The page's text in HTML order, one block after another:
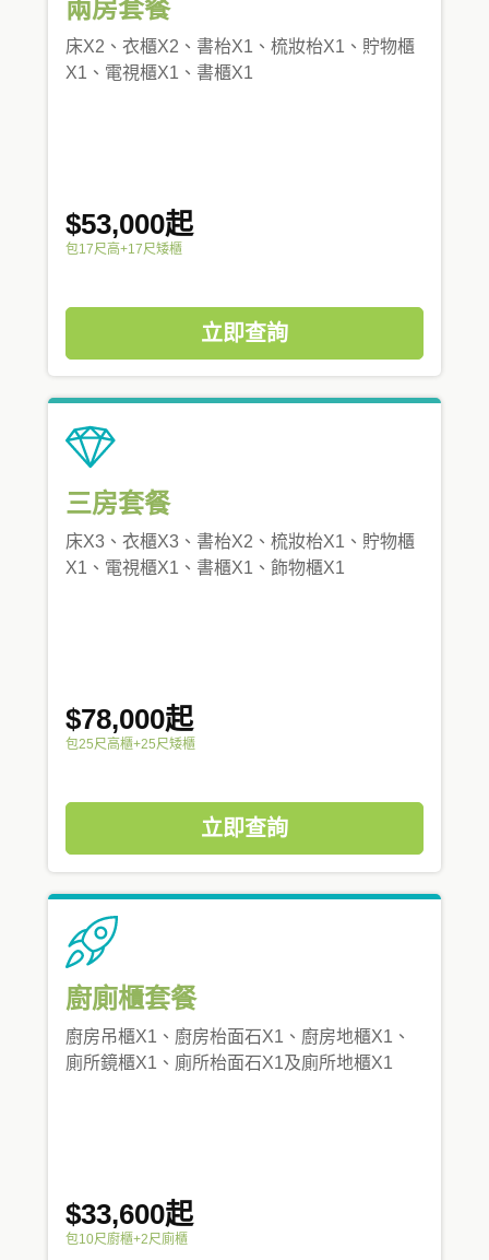
兩房套餐
床X2、衣櫃X2、書枱X1、梳妝枱X1、貯物櫃
X1、電視櫃X1、書櫃X1
$53,000起
包17尺高+17尺矮櫃
立即查詢
三房套餐
床X3、衣櫃X3、書枱X2、梳妝枱X1、貯物櫃
X1、電視櫃X1、書櫃X1、飾物櫃X1
$78,000起
包25尺高櫃+25尺矮櫃
立即查詢
廚廁櫃套餐
廚房吊櫃X1、廚房枱面石X1、廚房地櫃X1、
廁所鏡櫃X1、廁所枱面石X1及廁所地櫃X1
$33,600起
包10尺廚櫃+2尺廁櫃